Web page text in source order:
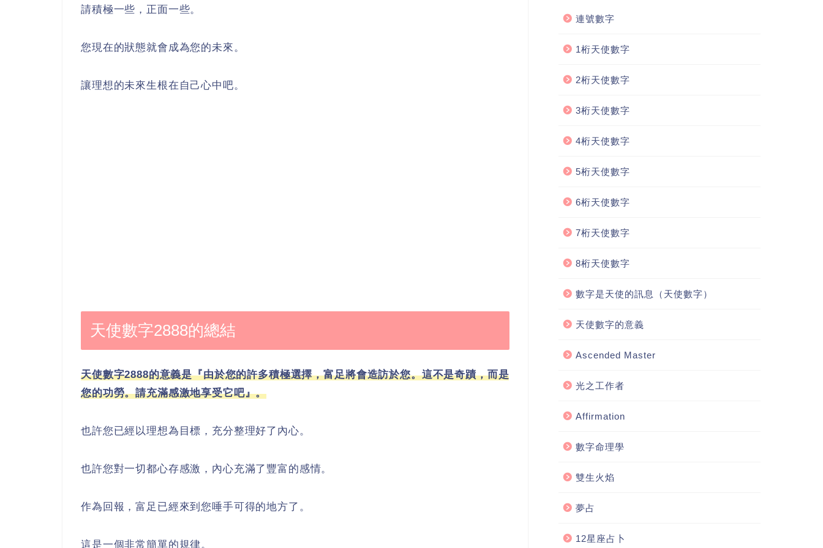
請積極一些，正面一些。
您現在的狀態就會成為您的未來。
讓理想的未來生根在自己心中吧。
天使數字2888的總結
天使數字2888的意義是『由於您的許多積極選擇，富足將會造訪於您。這不是奇蹟，而是
您的功勞。請充滿感激地享受它吧』。
也許您已經以理想為目標，充分整理好了內心。
也許您對一切都心存感激，內心充滿了豐富的感情。
作為回報，富足已經來到您唾手可得的地方了。
這是一個非常簡單的規律。
連號數字
1桁天使數字
2桁天使數字
3桁天使數字
4桁天使數字
5桁天使數字
6桁天使數字
7桁天使數字
8桁天使數字
數字是天使的訊息（天使數字）
天使數字的意義
Ascended Master
光之工作者
Affirmation
數字命理學
雙生火焰
夢占
12星座占卜